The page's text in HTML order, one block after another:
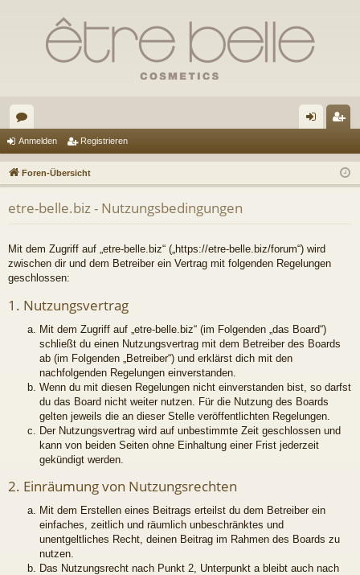
or
en m
el
ist
rie
Anmelden Registrieren
Foren-Übersicht
etre-belle.biz - Nutzungsbedingungen
Mit dem Zugriff auf „etre-belle.biz“ („https://etre-belle.biz/forum“) wird
zwischen dir und dem Betreiber ein Vertrag mit folgenden Regelungen
geschlossen:
1. Nutzungsvertrag
Mit dem Zugriff auf „etre-belle.biz“ (im Folgenden „das Board“)
schließt du einen Nutzungsvertrag mit dem Betreiber des Boards
ab (im Folgenden „Betreiber“) und erklärst dich mit den
nachfolgenden Regelungen einverstanden.
Wenn du mit diesen Regelungen nicht einverstanden bist, so darfst
du das Board nicht weiter nutzen. Für die Nutzung des Boards
gelten jeweils die an dieser Stelle veröffentlichten Regelungen.
Der Nutzungsvertrag wird auf unbestimmte Zeit geschlossen und
kann von beiden Seiten ohne Einhaltung einer Frist jederzeit
gekündigt werden.
2. Einräumung von Nutzungsrechten
Mit dem Erstellen eines Beitrags erteilst du dem Betreiber ein
einfaches, zeitlich und räumlich unbeschränktes und
unentgeltliches Recht, deinen Beitrag im Rahmen des Boards zu
nutzen.
Das Nutzungsrecht nach Punkt 2, Unterpunkt a bleibt auch nach